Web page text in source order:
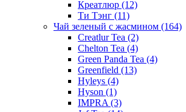
Креатлюр (12)
Ти Тэнг (11)
Чай зеленый с жасмином (164)
Creatlur Tea (2)
Chelton Tea (4)
Green Panda Tea (4)
Greenfield (13)
Hyleys (4)
Hyson (1)
IMPRA (3)